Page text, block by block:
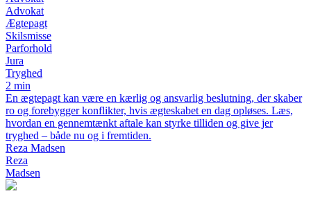
Advokat
Ægtepagt
Skilsmisse
Parforhold
Jura
Tryghed
2 min
En ægtepagt kan være en kærlig og ansvarlig beslutning, der skaber
ro og forebygger konflikter, hvis ægteskabet en dag opløses. Læs,
hvordan en gennemtænkt aftale kan styrke tilliden og give jer
tryghed – både nu og i fremtiden.
Reza Madsen
Reza
Madsen